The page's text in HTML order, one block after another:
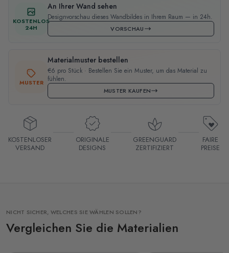
KOSTENLOS
24H
An Ihrer Wand sehen
Designvorschau dieses Wandbildes in Ihrem Raum — in 24h.
VORSCHAU
MUSTER
Materialmuster bestellen
€6 pro Stück · Bestellen Sie ein Muster, um das Material zu
fühlen.
MUSTER KAUFEN
KOSTENLOSER
VERSAND
ORIGINALE
DESIGNS
GREENGUARD
ZERTIFIZIERT
FAIRE
PREISE
NICHT SICHER, WELCHES SIE WÄHLEN SOLLEN?
Vergleichen Sie die Materialien